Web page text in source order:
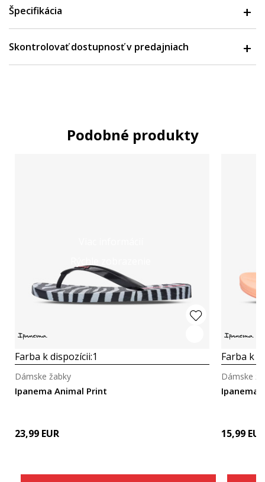
Špecifikácia
Skontrolovať dostupnosť v predajniach
Podobné produkty
Farba k dispozícii:1
Ipanema Animal Print
Dámske žabky
23,99 EUR
Farba k
Ipanema
Dámske
15,99 EUR